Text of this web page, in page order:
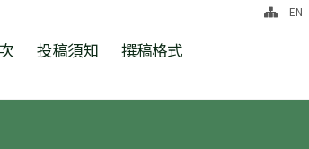
投稿須知 撰稿格式
EN